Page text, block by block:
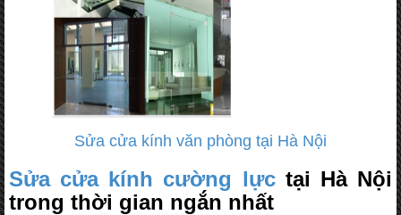
Sửa cửa kính văn phòng tại Hà Nội
Sửa cửa kính cường lựctại Hà Nội
trong thời gian ngắn nhất